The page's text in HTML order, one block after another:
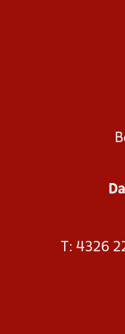
T: 4326